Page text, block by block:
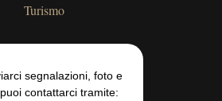
Turismo
segnalazioni, foto e
contattarci tramite: